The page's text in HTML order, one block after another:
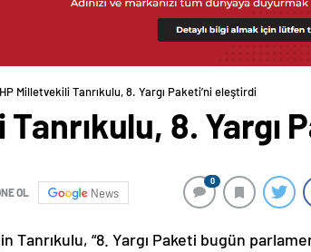
Milletvekili Tanrıkulu, 8. Yargı Paketi’ni eleştirdi
8. Yargı
OL News
0
Tanrıkulu, “8. Yargı Paketi bugün